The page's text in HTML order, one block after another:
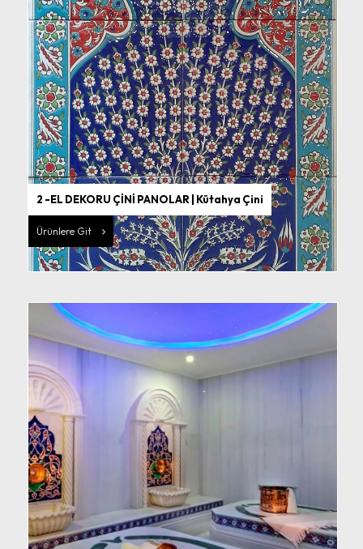
2 -EL DEKORU ÇİNİ PANOLAR | Kütahya Çini
Ürünlere Git